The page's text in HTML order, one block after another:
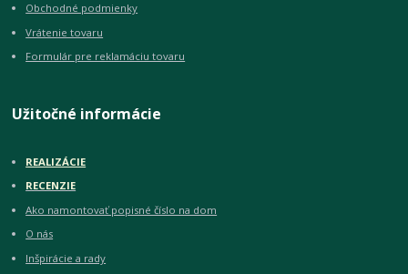
Obchodné podmienky
Vrátenie tovaru
Formulár pre reklamáciu tovaru
Užitočné informácie
REALIZÁCIE
RECENZIE
Ako namontovať popisné číslo na dom
O nás
Inšpirácie a rady